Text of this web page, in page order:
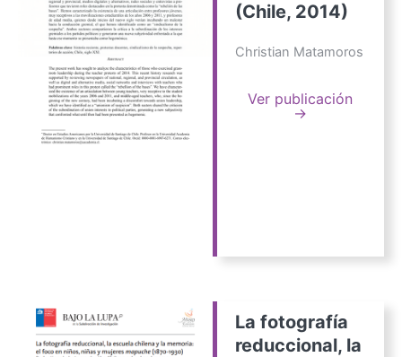
(Chile, 2014)
Christian Matamoros
Ver publicación
→
La fotografía
reduccional, la